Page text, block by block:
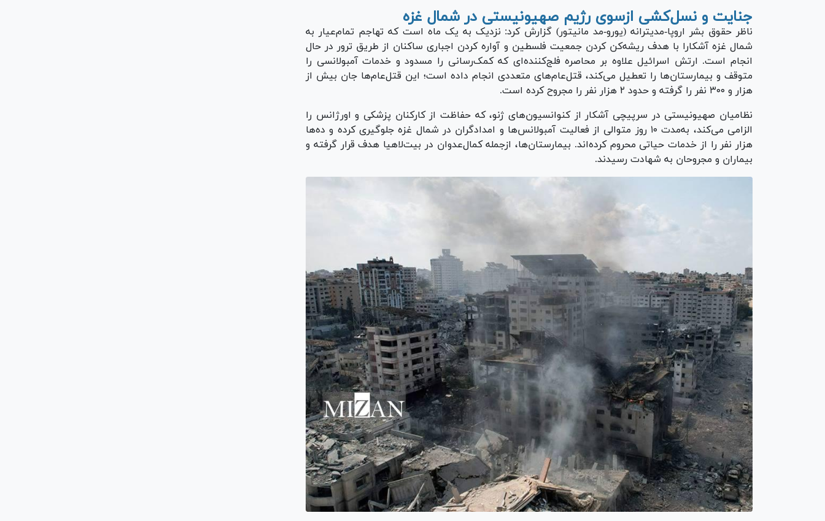
جنایت و نسل‌کشی ازسوی رژیم صهیونیستی در شمال غزه
ناظر حقوق بشر اروپا-مدیترانه (یورو-مد مانیتور) گزارش کرد: نزدیک به یک ماه است که تهاجم تمام‌عیار به
شمال غزه آشکارا با هدف ریشه‌کن کردن جمعیت فلسطین و آواره کردن اجباری ساکنان از طریق ترور در حال
انجام است. ارتش اسرائیل علاوه بر محاصره فلج‌کننده‌ای که کمک‌رسانی را مسدود و خدمات آمبولانسی را
متوقف و بیمارستان‌ها را تعطیل می‌کند، قتل‌عام‌های متعددی انجام داده است؛ این قتل‌عام‌ها جان بیش از
هزار و ۳۰۰ نفر را گرفته و حدود ۲ هزار نفر را مجروح کرده است.
نظامیان صهیونیستی در سرپیچی آشکار از کنوانسیون‌های ژنو، که حفاظت از کارکنان پزشکی و اورژانس را
الزامی می‌کند، به‌مدت ۱۰ روز متوالی از فعالیت آمبولانس‌ها و امدادگران در شمال غزه جلوگیری کرده و ده‌ها
هزار نفر را از خدمات حیاتی محروم کرده‌اند. بیمارستان‌ها، ازجمله کمال‌عدوان در بیت‌لاهیا هدف قرار گرفته و
بیماران و مجروحان به شهادت رسیدند.